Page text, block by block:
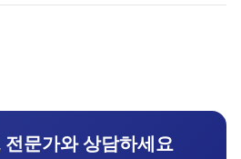
문가와 상담하세요